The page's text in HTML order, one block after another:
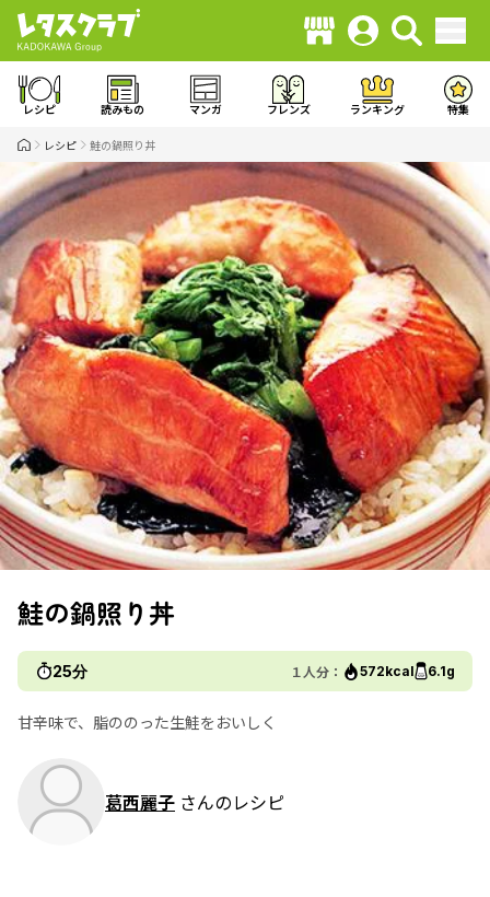
レシピ 読みもの マンガ フレンズ ランキング 特集
レシピ 鮭の鍋照り丼
鮭の鍋照り丼
25分 １人分： 572kcal 6.1g
甘辛味で、脂ののった生鮭をおいしく
葛西麗子 さんのレシピ